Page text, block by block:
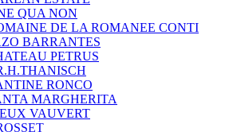
QUA NON
DE LA ROMANEE CONTI
BARRANTES
PETRUS
RONCO
MARGHERITA
VAUVERT